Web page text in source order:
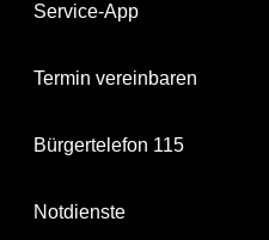
Service-App
Termin vereinbaren
Bürgertelefon 115
Notdienste